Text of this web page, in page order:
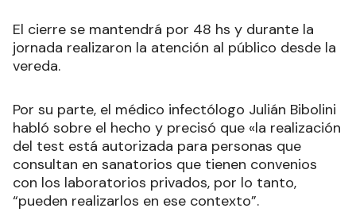
El cierre se mantendrá por 48 hs y durante la
jornada realizaron la atención al público desde la
vereda.
Por su parte, el médico infectólogo Julián Bibolini
habló sobre el hecho y precisó que «la realización
del test está autorizada para personas que
consultan en sanatorios que tienen convenios
con los laboratorios privados, por lo tanto,
“pueden realizarlos en ese contexto”.